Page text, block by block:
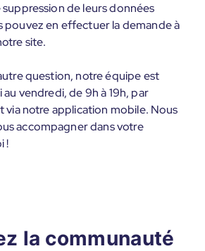
de leurs données
pouvez en effectuer la demande à
site.
question, notre équipe est
vendredi, de 9h à 19h, par
via notre application mobile. Nous
accompagner dans votre
!
la communauté